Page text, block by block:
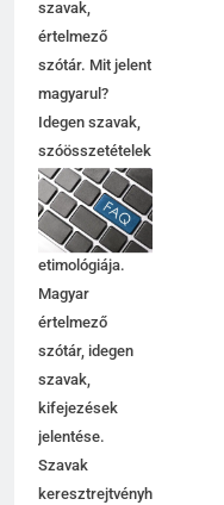
szavak,
értelmező
szótár. Mit jelent
magyarul?
Idegen szavak,
szóösszetételek
jelentése,
magyarázata,
használata,
etimológiája.
Magyar
értelmező
szótár, idegen
szavak,
kifejezések
jelentése.
Szavak
keresztrejtvényhez